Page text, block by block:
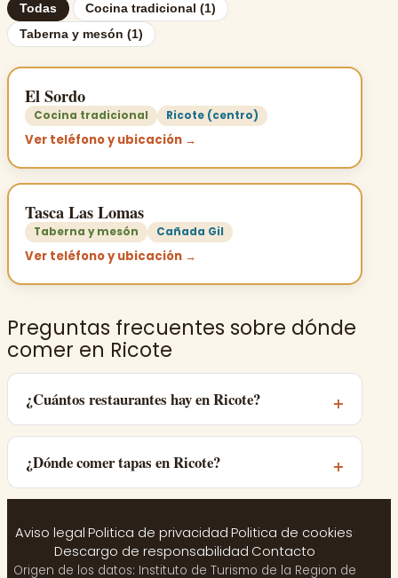
Todas
Cocina tradicional (1)
Taberna y mesón (1)
El Sordo
Cocina tradicional Ricote (centro)
Ver teléfono y ubicación →
Tasca Las Lomas
Taberna y mesón Cañada Gil
Ver teléfono y ubicación →
Preguntas frecuentes sobre dónde
comer en Ricote
¿Cuántos restaurantes hay en Ricote?
¿Dónde comer tapas en Ricote?
Aviso legal·Politica de privacidad·Politica de cookies·
Descargo de responsabilidad·Contacto
Origen de los datos: Instituto de Turismo de la Region de